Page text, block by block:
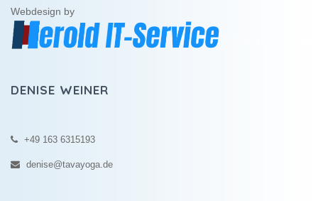
Webdesign by
DENISE WEINER
+49 163 6315193
denise@tavayoga.de